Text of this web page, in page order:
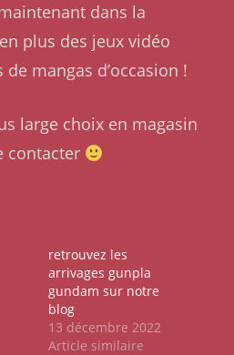
dans la
plus des jeux vidéo
mangas d’occasion !
large choix en magasin
contacter
retrouvez les
arrivages gunpla
gundam sur notre
blog
13 décembre 2022
Article similaire